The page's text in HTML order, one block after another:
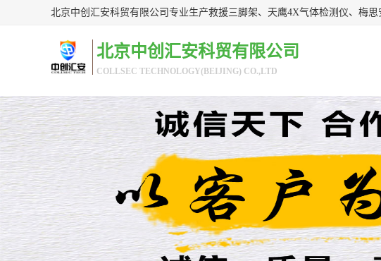
北京中创汇安科贸有限公司
COLLSEC TECHNOLOGY(BEIJING) CO.,LTD